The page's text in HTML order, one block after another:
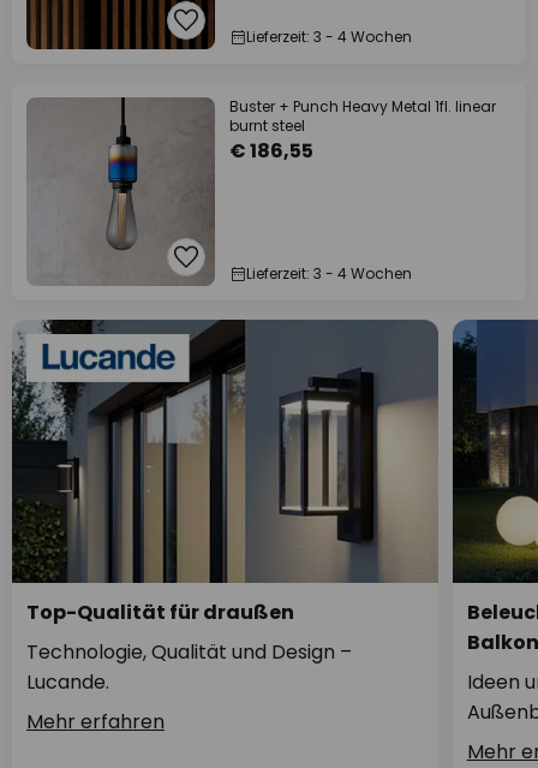
Lieferzeit: 3 - 4 Wochen
Buster + Punch Heavy Metal 1fl. linear
burnt steel
€ 186,55
Lieferzeit: 3 - 4 Wochen
Top-Qualität für draußen
Technologie, Qualität und Design –
Lucande.
Mehr erfahren
Balkon
Ideen
Mehr